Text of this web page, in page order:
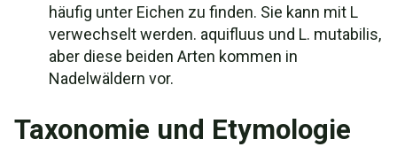
häufig unter Eichen zu finden. Sie kann mit L
verwechselt werden. aquifluus und L. mutabilis,
aber diese beiden Arten kommen in
Nadelwäldern vor.
Taxonomie und Etymologie